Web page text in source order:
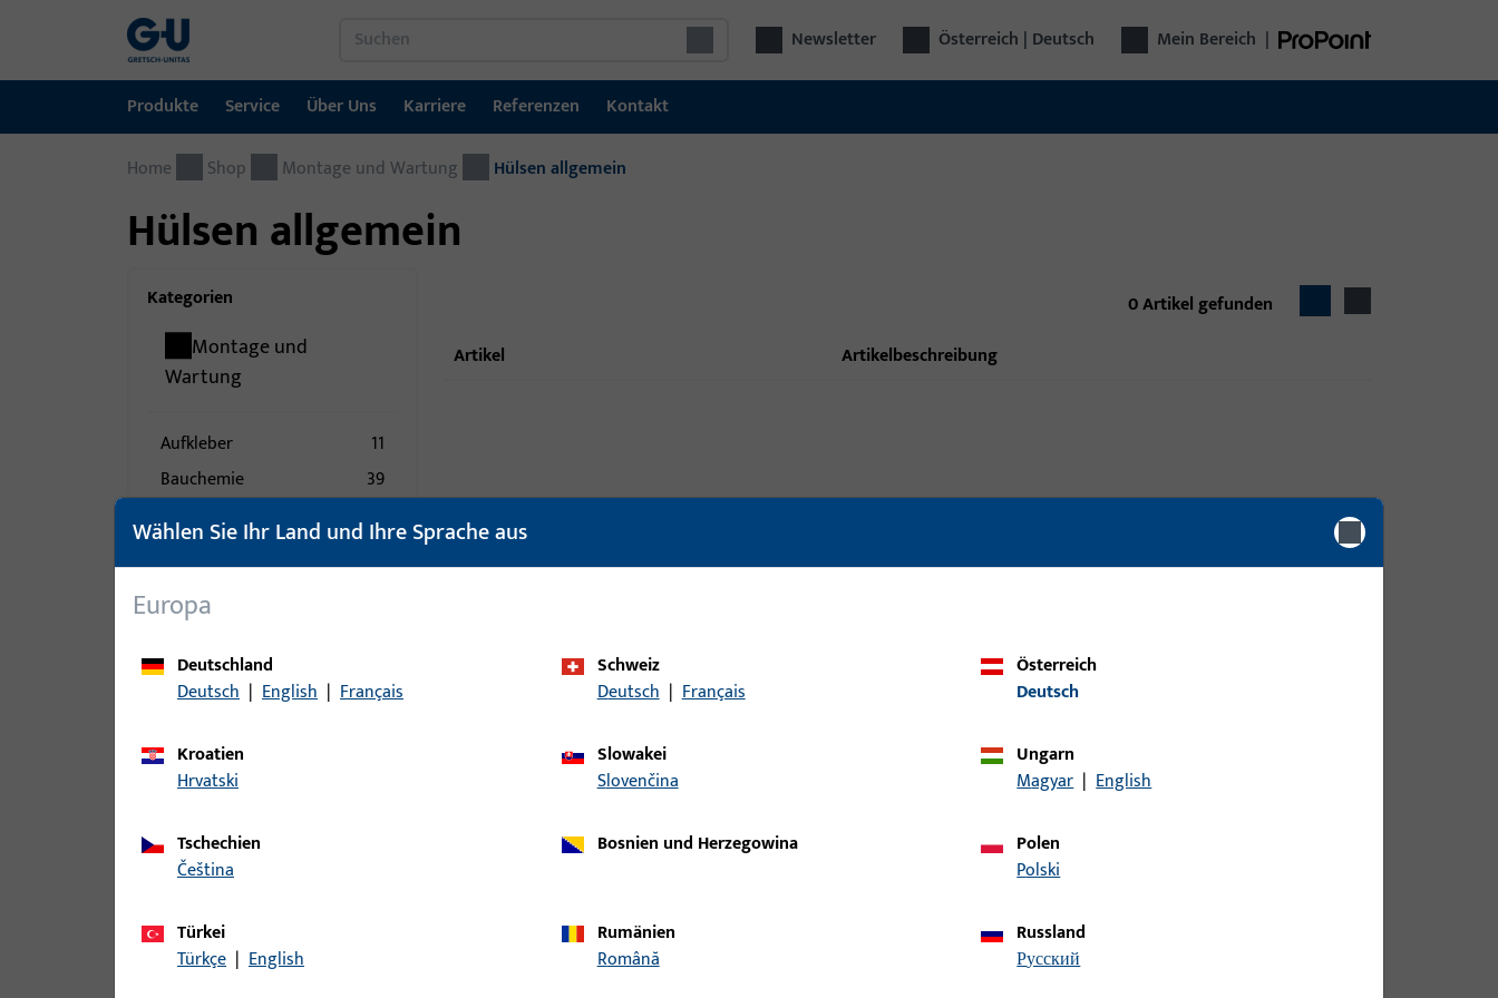
Newsletter Österreich | Deutsch Mein Bereich |
Produkte
Produkte
Fenstertechnik
Automatische Eingangsysteme
Montagematerial
Service
Service
Downloadportal
Über Uns
Über Uns
GU-Gruppe weltweit
Karriere
Karriere
Jobportal
Referenzen
Referenzen
Kontakt
Kontakt
Home Shop Montage und Wartung Hülsen allgemein
Hülsen allgemein
Kategorien
Montage und
Wartung
Aufkleber
11
Bauchemie
39
Dichtungen -
Dämmmaterialien
384
Einstellhilfe für
Kopiermaschine
1
Kundendokumente
Lehren - Schablonen
263
Reduzierhülsen
Schlüssel (Werkzeug)
Sicherungen
Werkzeuge allgemein
Zubehör
Artikel gefunden
Artikel
Artikelbeschreibung
Wählen Sie Ihr Land und Ihre Sprache aus
Europa
Deutschland
Deutsch | English | Français
Schweiz
Deutsch | Français
Österreich
Deutsch
Kroatien
Hrvatski
Slowakei
Slovenčina
Ungarn
Magyar | English
Tschechien
čeština
Bosnien und Herzegowina
Polen
Polski
Türkei
Türkçe | English
Rumänien
Română
Russland
русский